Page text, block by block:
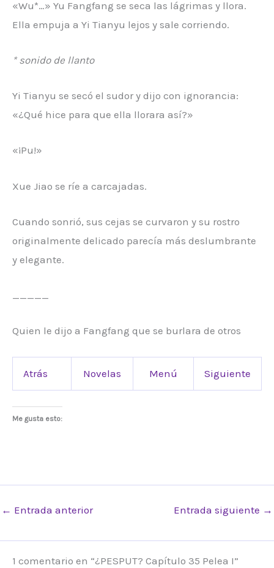
«Wu*…» Yu Fangfang se seca las lágrimas y llora.
Ella empuja a Yi Tianyu lejos y sale corriendo.
* sonido de llanto
Yi Tianyu se secó el sudor y dijo con ignorancia:
«¿Qué hice para que ella llorara así?»
«¡Pu!»
Xue Jiao se ríe a carcajadas.
Cuando sonrió, sus cejas se curvaron y su rostro
originalmente delicado parecía más deslumbrante
y elegante.
Quien le dijo a Fangfang que se burlara de otros
Atrás Novelas Menú Siguiente
Me gusta esto:
← Entrada anterior Entrada siguiente →
1 comentario en “¿PESPUT? Capítulo 35 Pelea I”